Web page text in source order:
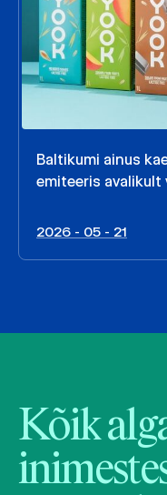
Baltikumi ainus
emiteeris avalikult
2026 - 05 - 21
Kõik